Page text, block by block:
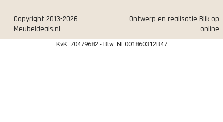
Copyright 2013-2026
Meubeldeals.nl
Ontwerp en realisatie Blik op
online
KvK: 70479682 - Btw: NL001860312B47